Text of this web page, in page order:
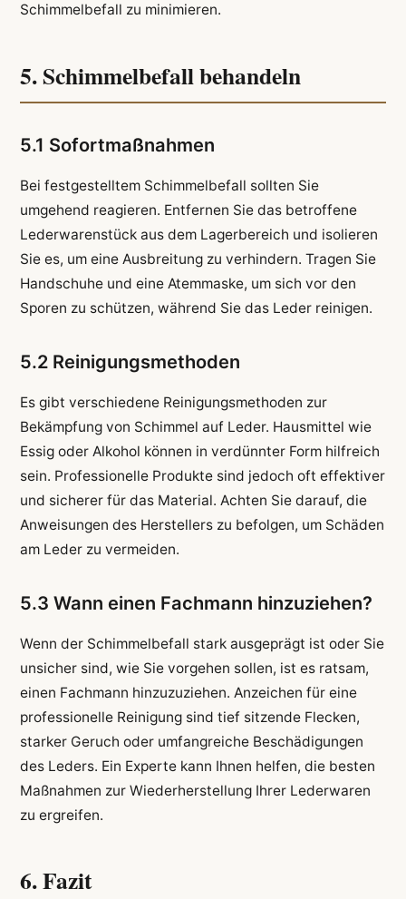
Schimmelbefall zu minimieren.
5. Schimmelbefall behandeln
5.1 Sofortmaßnahmen
Bei festgestelltem Schimmelbefall sollten Sie
umgehend reagieren. Entfernen Sie das betroffene
Lederwarenstück aus dem Lagerbereich und isolieren
Sie es, um eine Ausbreitung zu verhindern. Tragen Sie
Handschuhe und eine Atemmaske, um sich vor den
Sporen zu schützen, während Sie das Leder reinigen.
5.2 Reinigungsmethoden
Es gibt verschiedene Reinigungsmethoden zur
Bekämpfung von Schimmel auf Leder. Hausmittel wie
Essig oder Alkohol können in verdünnter Form hilfreich
sein. Professionelle Produkte sind jedoch oft effektiver
und sicherer für das Material. Achten Sie darauf, die
Anweisungen des Herstellers zu befolgen, um Schäden
am Leder zu vermeiden.
5.3 Wann einen Fachmann hinzuziehen?
Wenn der Schimmelbefall stark ausgeprägt ist oder Sie
unsicher sind, wie Sie vorgehen sollen, ist es ratsam,
einen Fachmann hinzuzuziehen. Anzeichen für eine
professionelle Reinigung sind tief sitzende Flecken,
starker Geruch oder umfangreiche Beschädigungen
des Leders. Ein Experte kann Ihnen helfen, die besten
Maßnahmen zur Wiederherstellung Ihrer Lederwaren
zu ergreifen.
6. Fazit